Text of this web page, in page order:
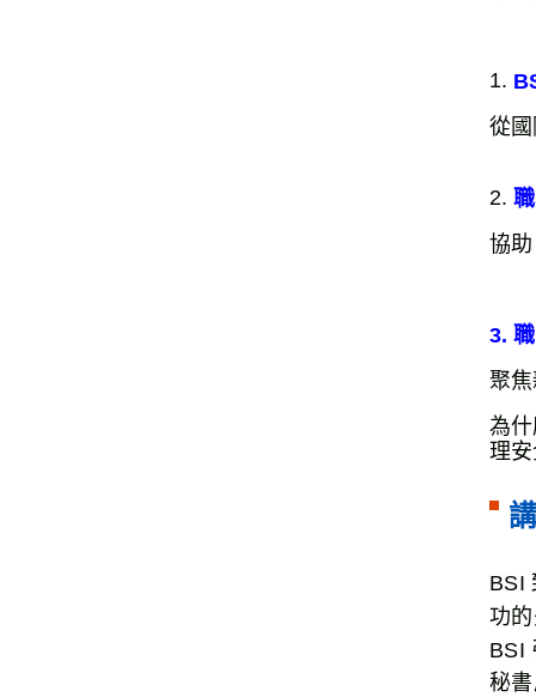
1.
從
2.
協
3.
聚
為
理
BSI
功
BSI
秘